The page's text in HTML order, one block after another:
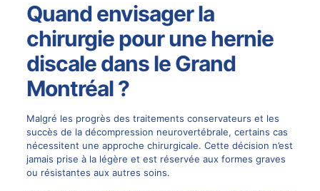
Quand envisager la
chirurgie pour une hernie
discale dans le Grand
Montréal ?
Malgré les progrès des traitements conservateurs et les
succès de la décompression neurovertébrale, certains cas
nécessitent une approche chirurgicale. Cette décision n’est
jamais prise à la légère et est réservée aux formes graves
ou résistantes aux autres soins.